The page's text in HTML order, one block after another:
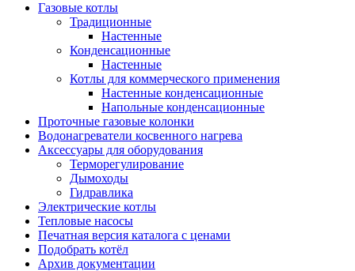
Газовые котлы
Традиционные
Настенные
Конденсационные
Настенные
Котлы для коммерческого применения
Настенные конденсационные
Напольные конденсационные
Проточные газовые колонки
Водонагреватели косвенного нагрева
Аксессуары для оборудования
Терморегулирование
Дымоходы
Гидравлика
Электрические котлы
Тепловые насосы
Печатная версия каталога с ценами
Подобрать котёл
Архив документации